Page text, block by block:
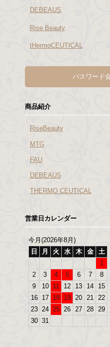
DEBEAUS
Rise Beauty
tHermoCEUTICAL
パスワード
商品紹介
RiseBeauty
MTG
FAU
DEBEAUS
THERMO CEUTICAL
営業日カレンダー
今月(2026年8月)
日
月 火 水 木 金
土
1
2
3 4 5 6 7
8
9
10 11 12 13 14
15
16
17 18 19 20 21
22
23 24 25 26 27 28
29
30 31